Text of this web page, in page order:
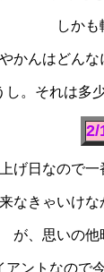
しかも
かんはどん
し。それは多
2/
げ日なので一
なきゃいけ
が、思いの他
アントなので